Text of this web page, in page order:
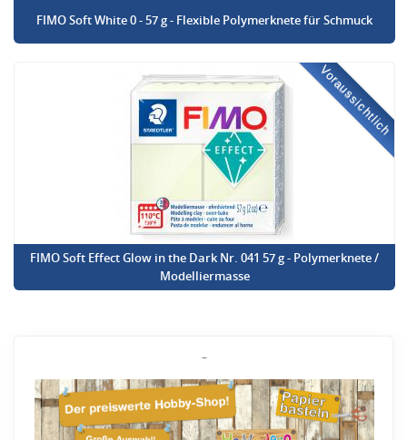
FIMO Soft White 0 - 57 g - Flexible Polymerknete für Schmuck
Voraussichtlich
FIMO Soft Effect Glow in the Dark Nr. 041 57 g - Polymerknete /
Modelliermasse